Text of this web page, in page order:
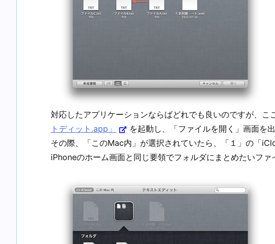
対応したアプリケーションならばどれでも良いのですが、こ
トディット.app」
を起動し、「ファイルを開く」画面を出
その際、「このMac内」が選択されていたら、「１」の「
iPhoneのホーム画面と同じ要領でフォルダにまとめたいファ